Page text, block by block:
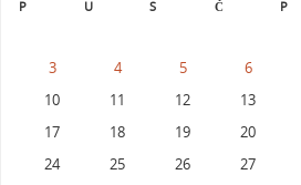
P
U S Č P
3
4 5 6
10
11 12 13
17
18 19 20
24
25 26 27